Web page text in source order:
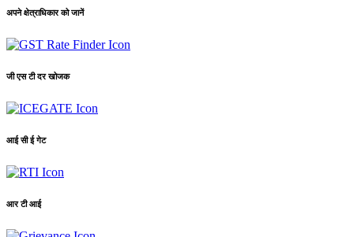
अपने क्षेत्राधिकार को जानें
जी एस टी दर खोजक
आई सी ई गेट
आर टी आई